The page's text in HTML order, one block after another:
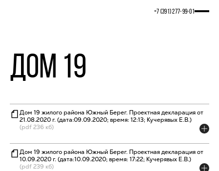
+7 (391) 277‒99‒01
Дом 19
Дом 19 жилого района Южный Берег. Проектная декларация от
21.08.2020 г. (дата:09.09.2020; время: 12:13; Кучерявых Е.В.)
(pdf 236 кб)
Дом 19 жилого района Южный Берег. Проектная декларация от
10.09.2020 г. (дата:10.09.2020; время: 17:22; Кучерявых Е.В.)
(pdf 239 кб)